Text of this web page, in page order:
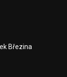
Březina